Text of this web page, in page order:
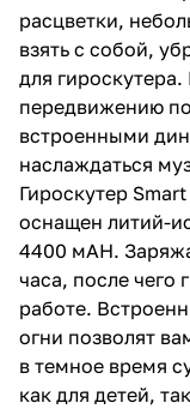
расцветки,
взять с собой,
для
передвижению
встроенными
наслаждаться
Гироскутер
оснащен литий-
4400 мAH.
часа, после чего
работе.
огни позволят
в темное время
как для детей,